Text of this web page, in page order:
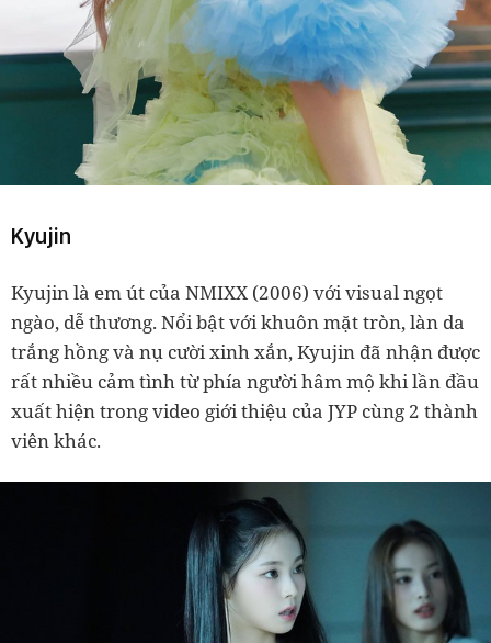
Kyujin
Kyujin là em út của NMIXX (2006) với visual ngọt
ngào, dễ thương. Nổi bật với khuôn mặt tròn, làn da
trắng hồng và nụ cười xinh xắn, Kyujin đã nhận được
rất nhiều cảm tình từ phía người hâm mộ khi lần đầu
xuất hiện trong video giới thiệu của JYP cùng 2 thành
viên khác.